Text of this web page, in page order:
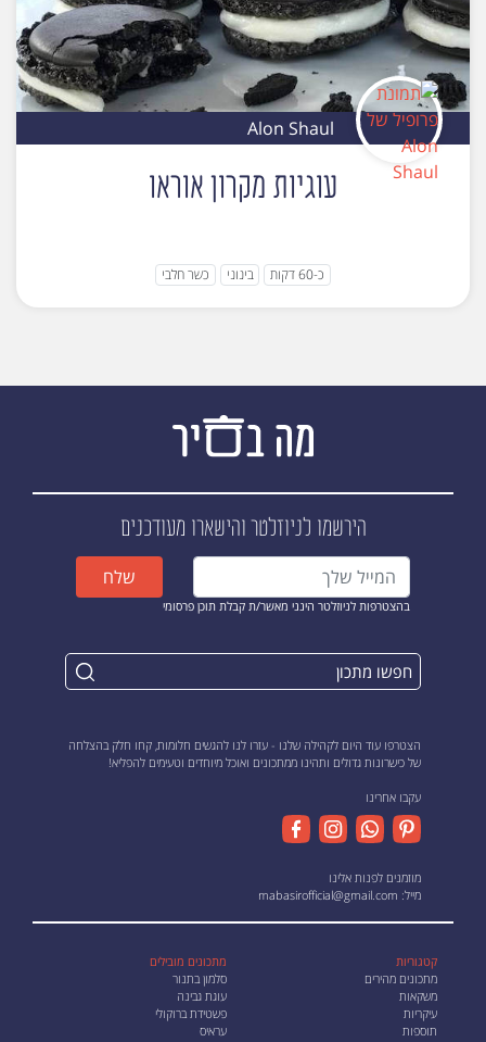
Alon Shaul
עוגיות מקרון אוראו
כ-60 דקות בינוני כשר חלבי
הירשמו לניוזלטרוהישארו מעודכנים
בהצטרפות לניוזלטר הינני מאשר/ת קבלת תוכן פרסומי
שלח
הצטרפו עוד היום לקהילה שלנו - עזרו לנו להגשים חלומות, קחו חלק בהצלחה
של כישרונות גדולים ותהינו ממתכונים ואוכל מיוחדים וטעימים להפליא!
עקבו אחרינו
מוזמנים לפנות אלינו
מייל: mabasirofficial@gmail.com
קטגוריות
מתכונים מהירים
משקאות
עיקריות
תוספות
מתכונים מובילים
סלמון בתנור
עוגת גבינה
פשטידת ברוקולי
עראיס